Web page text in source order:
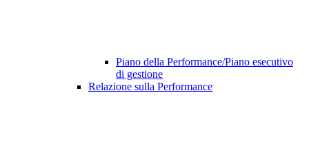
Piano della Performance/Piano esecutivo
di gestione
Relazione sulla Performance